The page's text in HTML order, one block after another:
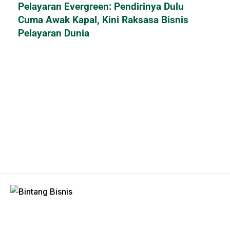
Pelayaran Evergreen: Pendirinya Dulu
Cuma Awak Kapal, Kini Raksasa Bisnis
Pelayaran Dunia